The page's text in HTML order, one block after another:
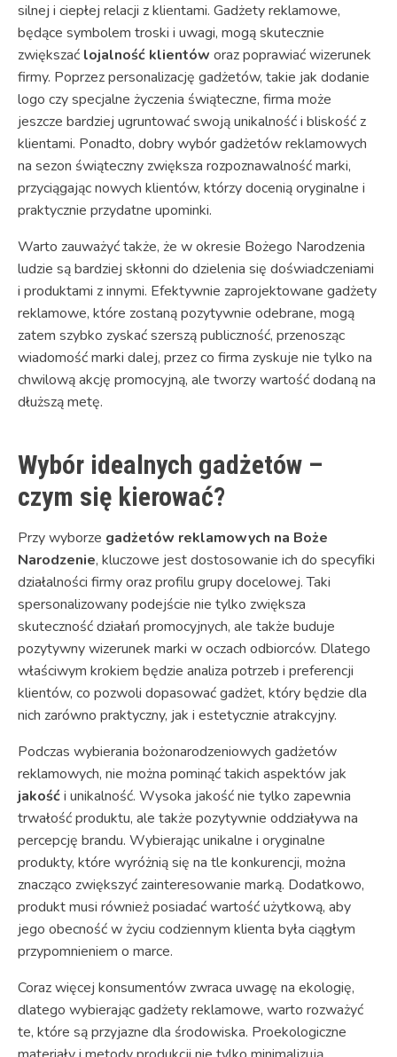
silnej i ciepłej relacji z klientami. Gadżety reklamowe,
będące symbolem troski i uwagi, mogą skutecznie
zwiększać lojalność klientów oraz poprawiać wizerunek
firmy. Poprzez personalizację gadżetów, takie jak dodanie
logo czy specjalne życzenia świąteczne, firma może
jeszcze bardziej ugruntować swoją unikalność i bliskość z
klientami. Ponadto, dobry wybór gadżetów reklamowych
na sezon świąteczny zwiększa rozpoznawalność marki,
przyciągając nowych klientów, którzy docenią oryginalne i
praktycznie przydatne upominki.
Warto zauważyć także, że w okresie Bożego Narodzenia
ludzie są bardziej skłonni do dzielenia się doświadczeniami
i produktami z innymi. Efektywnie zaprojektowane gadżety
reklamowe, które zostaną pozytywnie odebrane, mogą
zatem szybko zyskać szerszą publiczność, przenosząc
wiadomość marki dalej, przez co firma zyskuje nie tylko na
chwilową akcję promocyjną, ale tworzy wartość dodaną na
dłuższą metę.
Wybór idealnych gadżetów –
czym się kierować?
Przy wyborze gadżetów reklamowych na Boże
Narodzenie, kluczowe jest dostosowanie ich do specyfiki
działalności firmy oraz profilu grupy docelowej. Taki
spersonalizowany podejście nie tylko zwiększa
skuteczność działań promocyjnych, ale także buduje
pozytywny wizerunek marki w oczach odbiorców. Dlatego
właściwym krokiem będzie analiza potrzeb i preferencji
klientów, co pozwoli dopasować gadżet, który będzie dla
nich zarówno praktyczny, jak i estetycznie atrakcyjny.
Podczas wybierania bożonarodzeniowych gadżetów
reklamowych, nie można pominąć takich aspektów jak
jakośći unikalność. Wysoka jakość nie tylko zapewnia
trwałość produktu, ale także pozytywnie oddziaływa na
percepcję brandu. Wybierając unikalne i oryginalne
produkty, które wyróżnią się na tle konkurencji, można
znacząco zwiększyć zainteresowanie marką. Dodatkowo,
produkt musi również posiadać wartość użytkową, aby
jego obecność w życiu codziennym klienta była ciągłym
przypomnieniem o marce.
Coraz więcej konsumentów zwraca uwagę na ekologię,
dlatego wybierając gadżety reklamowe, warto rozważyć
te, które są przyjazne dla środowiska. Proekologiczne